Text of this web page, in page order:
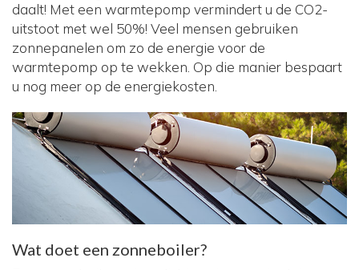
daalt! Met een warmtepomp vermindert u de CO2-
uitstoot met wel 50%! Veel mensen gebruiken
zonnepanelen om zo de energie voor de
warmtepomp op te wekken. Op die manier bespaart
u nog meer op de energiekosten.
Wat doet een zonneboiler?